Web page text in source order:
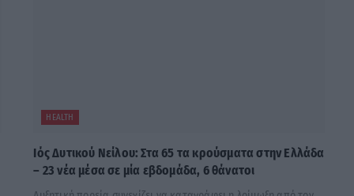
HEALTH
Ιός Δυτικού Νείλου: Στα 65 τα κρούσματα στην Ελλάδα
– 23 νέα μέσα σε μία εβδομάδα, 6 θάνατοι